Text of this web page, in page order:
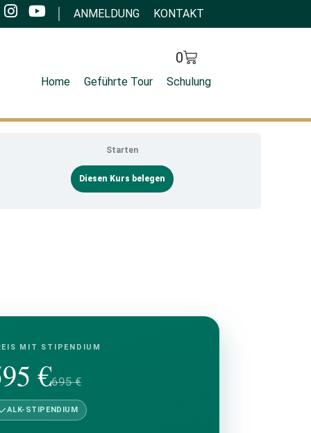
I
n
a
Y
o
b
ANMELDUNG KONTAKT
0
Cart
Home Geführte Tour Schulung
Starten
Diesen Kurs belegen
MIT STIPENDIUM
€695 €
ALK-STIPENDIUM